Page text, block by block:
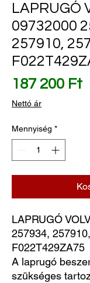
LAPRUGÓ
09732000
257910,
187 200 FtÁr
Nettó ár
Mennyiség *
LAPRUGÓ
257934,
F022T429ZA75
A laprugó
szükséges